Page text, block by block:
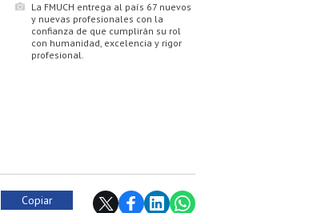
La FMUCH entrega al país 67 nuevos
y nuevas profesionales con la
confianza de que cumplirán su rol
con humanidad, excelencia y rigor
profesional.
Copiar